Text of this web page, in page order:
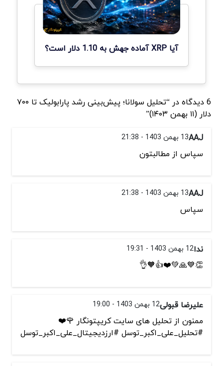
آیا XRP آماده جهش به 1.10 دلار است؟
6 دیدگاه در “تحلیل سولانا؛ پیش‌بینی رشد پارابولیک تا ۷۰۰
دلار (۱۱ بهمن ۱۴۰۳)”
AAJ13 بهمن 1403 - 21:38
سپاس از مطالبتون
AAJ13 بهمن 1403 - 21:38
سپاس
ندا12 بهمن 1403 - 19:31
👏💙🙏💚❤️👍🧡👌
علیرضا قبولی12 بهمن 1403 - 19:00
ممنون از تحلیل های سایت کریپتونگار 🌹❤️
#تحلیل_علی_اکبر_توسل #ارزدیجیتال_علی_اکبر_توسل